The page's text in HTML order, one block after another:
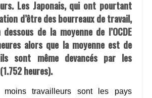
Les Japonais, qui ont pourtant
d’être des bourreaux de travail,
de la moyenne de l’OCDE
alors que la moyenne est de
ils sont même devancés par les
heures).
travailleurs sont les pays